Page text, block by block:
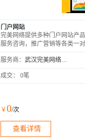
门户网站
完美网络提供多种门户网站产
服务咨询，推广营销等各类一
服务商： 武汉完美网络服务有限公司
成交： 0笔
￥0/次
查看详情